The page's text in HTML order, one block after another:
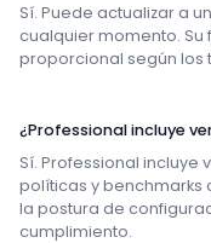
Sí. Puede actualizar a
cualquier momento.
proporcional según los
¿Professional incluye
Sí. Professional
políticas y
la postura de
cumplimiento.